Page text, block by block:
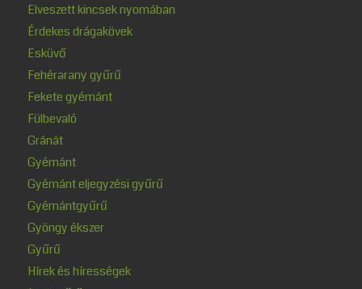
Elveszett kincsek nyomában
Érdekes drágakövek
Esküvő
Fehérarany gyűrű
Fekete gyémánt
Fülbevaló
Gránát
Gyémánt
Gyémánt eljegyzési gyűrű
Gyémántgyűrű
Gyöngy ékszer
Gyűrű
Hírek és hírességek